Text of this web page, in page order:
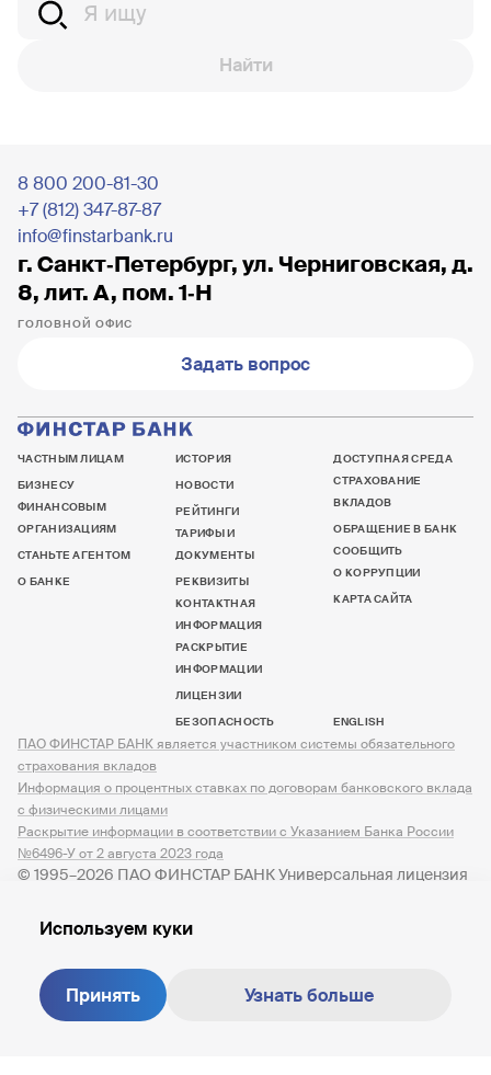
Найти
8 800 200-81-30
+7 (812) 347-87-87
info@finstarbank.ru
г. Санкт‐Петербург, ул. Черниговская, д.
8, лит. А, пом. 1‐Н
ГОЛОВНОЙ ОФИС
Задать вопрос
ЧАСТНЫМ ЛИЦАМ
БИЗНЕСУ
ФИНАНСОВЫМ
ОРГАНИЗАЦИЯМ
СТАНЬТЕ АГЕНТОМ
О БАНКЕ
ИСТОРИЯ
НОВОСТИ
РЕЙТИНГИ
ТАРИФЫ И
ДОКУМЕНТЫ
РЕКВИЗИТЫ
КОНТАКТНАЯ
ИНФОРМАЦИЯ
РАСКРЫТИЕ
ИНФОРМАЦИИ
ЛИЦЕНЗИИ
БЕЗОПАСНОСТЬ
ДОСТУПНАЯ СРЕДА
СТРАХОВАНИЕ
ВКЛАДОВ
ОБРАЩЕНИЕ В БАНК
СООБЩИТЬ
О КОРРУПЦИИ
КАРТА САЙТА
ENGLISH
© 1995–2026 ПАО ФИНСТАР БАНК Универсальная лицензия
ПАО ФИНСТАР БАНК является участником системы обязательного
страхования вкладов
Информация о процентных ставках по договорам банковского вклада
с физическими лицами
Раскрытие информации в соответствии с Указанием Банка России
№6496-У от 2 августа 2023 года
Создание сайта — M18
Используем куки
Принять Узнать больше